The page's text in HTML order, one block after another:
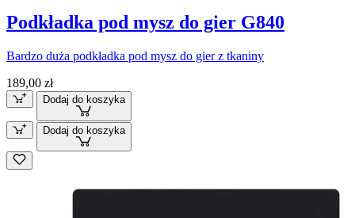
Podkładka pod mysz do gier G840
Bardzo duża podkładka pod mysz do gier z tkaniny
189,00 zł
Dodaj do koszyka
Dodaj do koszyka